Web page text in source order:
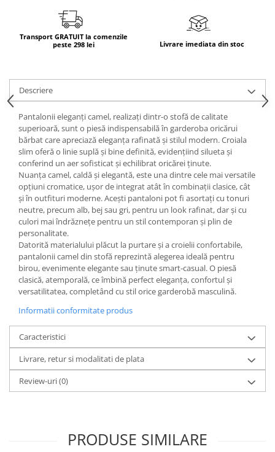
Transport GRATUIT la comenzile
peste 298 lei
Livrare imediata din stoc
Descriere
Pantalonii eleganți camel, realizați dintr-o stofă de calitate
superioară, sunt o piesă indispensabilă în garderoba oricărui
bărbat care apreciază eleganța rafinată și stilul modern. Croiala
slim oferă o linie suplă și bine definită, evidențiind silueta și
conferind un aer sofisticat și echilibrat oricărei ținute.
Nuanța camel, caldă și elegantă, este una dintre cele mai versatile
opțiuni cromatice, ușor de integrat atât în combinații clasice, cât
și în outfituri moderne. Acești pantaloni pot fi asortați cu tonuri
neutre, precum alb, bej sau gri, pentru un look rafinat, dar și cu
culori mai îndrăznețe pentru un stil contemporan și plin de
personalitate.
Datorită materialului plăcut la purtare și a croielii confortabile,
pantalonii camel din stofă reprezintă alegerea ideală pentru
birou, evenimente elegante sau ținute smart-casual. O piesă
clasică, atemporală, ce îmbină perfect eleganța, confortul și
versatilitatea, completând cu stil orice garderobă masculină.
Informatii conformitate produs
Caracteristici
Livrare, retur si modalitati de plata
Review-uri(0)
PRODUSE SIMILARE